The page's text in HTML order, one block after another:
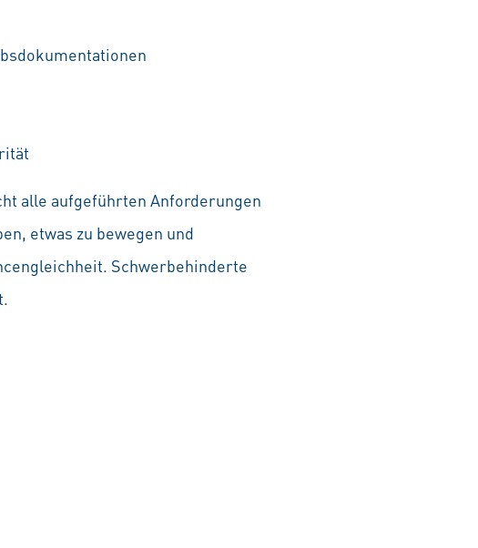
alle aufgeführten Anforderungen
etwas zu bewegen und
Schwerbehinderte